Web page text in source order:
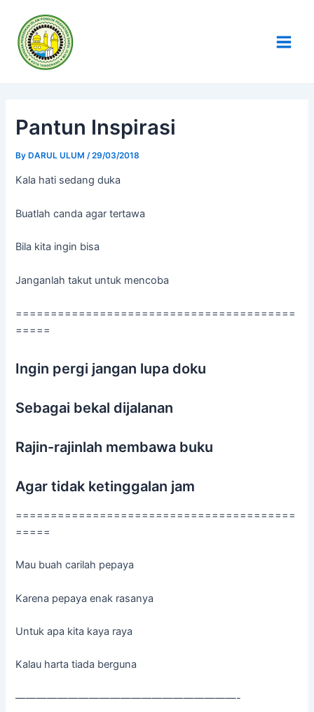
content
Pantun Inspirasi
By DARUL ULUM/29/03/2018
Kala hati sedang duka
Buatlah canda agar tertawa
Bila kita ingin bisa
Janganlah takut untuk mencoba
========================================
=====
Ingin pergi jangan lupa doku
Sebagai bekal dijalanan
Rajin-rajinlah membawa buku
Agar tidak ketinggalan jam
========================================
=====
Mau buah carilah pepaya
Karena pepaya enak rasanya
Untuk apa kita kaya raya
Kalau harta tiada berguna
—————————————————————-
navigation